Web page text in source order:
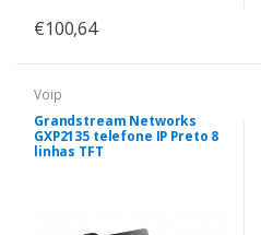
€100,64
Voip
Grandstream Networks
GXP2135 telefone IP Preto 8
linhas TFT